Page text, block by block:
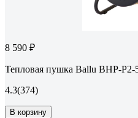
8 590 ₽
Тепловая пушка Ballu BHP-
4.3(374)
В корзину